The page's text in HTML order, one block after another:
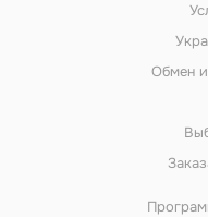
Обмен